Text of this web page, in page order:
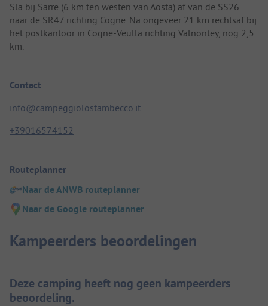
Sla bij Sarre (6 km ten westen van Aosta) af van de SS26
naar de SR47 richting Cogne. Na ongeveer 21 km rechtsaf bij
het postkantoor in Cogne-Veulla richting Valnontey, nog 2,5
km.
Contact
info@campeggiolostambecco.it
+39016574152
Routeplanner
Naar de ANWB routeplanner
Naar de Google routeplanner
Kampeerders beoordelingen
Deze camping heeft nog geen kampeerders
beoordeling.